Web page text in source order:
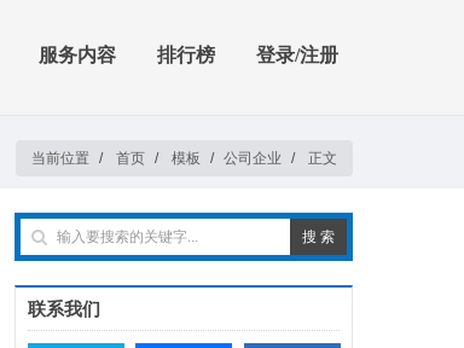
服务内容 排行榜 登录/注册
当前位置 / 首页 / 模板 / 公司企业 / 正文
联系我们